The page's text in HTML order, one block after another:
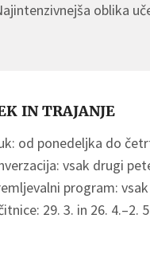
oblika
IN TRAJANJE
od ponedeljka do
vsak drugi
program:
29. 3. in 26. 4.–2. 5